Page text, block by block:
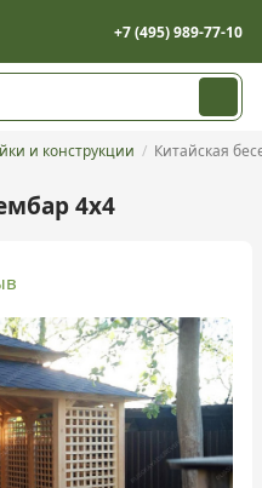
+7 (495) 989-77-10
и конструкции Китайская
4х4